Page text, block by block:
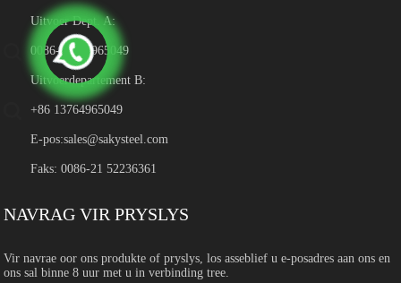
Uitvoer Dept. A:
0086-13764965049
Uitvoerdepartement B:
+86 13764965049
E-pos:sales@sakysteel.com
Faks: 0086-21 52236361
NAVRAG VIR PRYSLYS
Vir navrae oor ons produkte of pryslys, los asseblief u e-posadres aan ons en
ons sal binne 8 uur met u in verbinding tree.